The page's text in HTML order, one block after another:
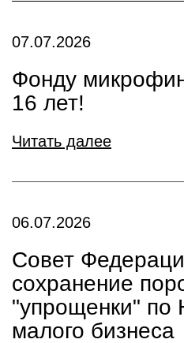
07.07.2026
Фонду
16 лет!
Читать далее
06.07.2026
Совет
сохранение
"упрощенки" по
малого бизнеса